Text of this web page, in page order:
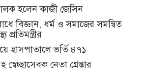
হলেন কাজী জেসিন
বিজ্ঞান, ধর্ম ও সমাজের সমন্বিত
প্রতিমন্ত্রীর
হাসপাতালে ভর্তি ৪৭১
নেতা গ্রেপ্তার